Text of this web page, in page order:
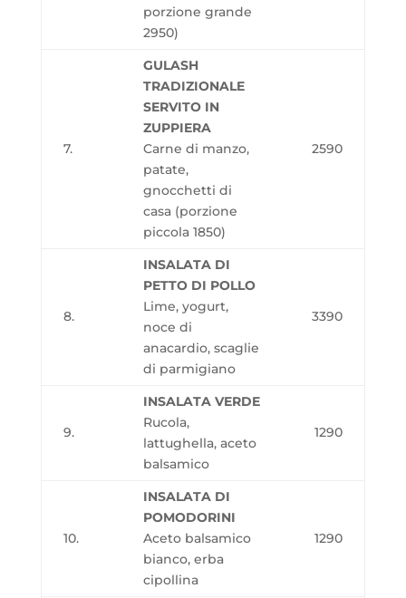
porzione grande
2950)
7.
GULASH
TRADIZIONALE
SERVITO IN
ZUPPIERA
Carne di manzo,
patate,
gnocchetti di
casa (porzione
piccola 1850)
2590
8.
INSALATA DI
PETTO DI POLLO
Lime, yogurt,
noce di
anacardio, scaglie
di parmigiano
3390
9.
INSALATA VERDE
Rucola,
lattughella, aceto
balsamico
1290
10.
INSALATA DI
POMODORINI
Aceto balsamico
bianco, erba
cipollina
1290